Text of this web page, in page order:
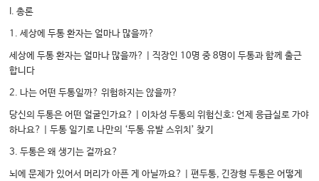
I. 총론
1. 세상에 두통 환자는 얼마나 많을까?
세상에 두통 환자는 얼마나 많을까? | 직장인 10명 중 8명이 두통과 함께 출근
합니다
2. 나는 어떤 두통일까? 위험하지는 않을까?
당신의 두통은 어떤 얼굴인가요? | 이차성 두통의 위험신호: 언제 응급실로 가야
하나요? | 두통 일기로 나만의 ‘두통 유발 스위치’ 찾기
3. 두통은 왜 생기는 걸까요?
뇌에 문제가 있어서 머리가 아픈 게 아닐까요? | 편두통, 긴장형 두통은 어떻게